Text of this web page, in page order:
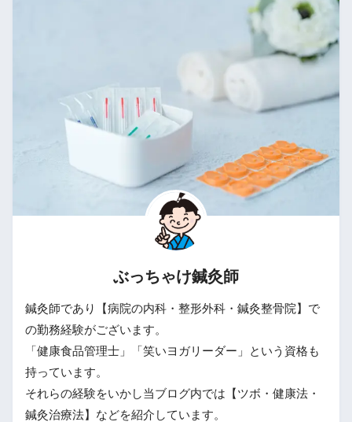
ぶっちゃけ鍼灸師
鍼灸師であり【病院の内科・整形外科・鍼灸整骨院】で
の勤務経験がございます。
「健康食品管理士」「笑いヨガリーダー」という資格も
持っています。
それらの経験をいかし当ブログ内では【ツボ・健康法・
鍼灸治療法】などを紹介しています。